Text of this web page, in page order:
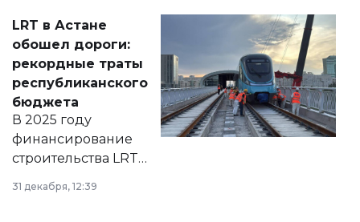
документ
появился в базе
нормативных
правовых актов и
на сайте маслихат
города.
LRT в Астане
обошел дороги:
рекордные траты
республиканского
бюджета
В 2025 году
финансирование
строительства LRT
республиканского
31 декабря, 12:39